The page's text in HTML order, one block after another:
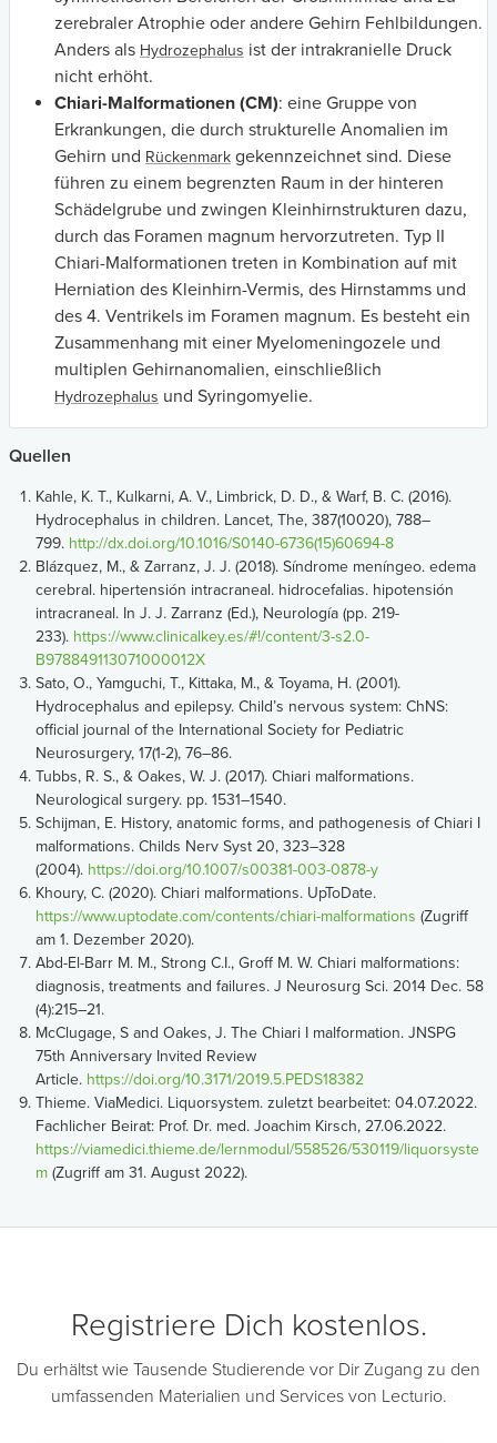
zerebraler Atrophie oder andere Gehirn Fehlbildungen.
Anders als Hydrozephalus ist der intrakranielle Druck
nicht erhöht.
Chiari-Malformationen (CM): eine Gruppe von
Erkrankungen, die durch strukturelle Anomalien im
Gehirn und Rückenmark gekennzeichnet sind. Diese
führen zu einem begrenzten Raum in der hinteren
Schädelgrube und zwingen Kleinhirnstrukturen dazu,
durch das Foramen magnum hervorzutreten. Typ II
Chiari-Malformationen treten in Kombination auf mit
Herniation des Kleinhirn-Vermis, des Hirnstamms und
des 4. Ventrikels im Foramen magnum. Es besteht ein
Zusammenhang mit einer Myelomeningozele und
multiplen Gehirnanomalien, einschließlich
Hydrozephalus und Syringomyelie.
Quellen
Kahle, K. T., Kulkarni, A. V., Limbrick, D. D., & Warf, B. C. (2016).
Hydrocephalus in children. Lancet, The, 387(10020), 788–
799. http://dx.doi.org/10.1016/S0140-6736(15)60694-8
Blázquez, M., & Zarranz, J. J. (2018). Síndrome meníngeo. edema
cerebral. hipertensión intracraneal. hidrocefalias. hipotensión
intracraneal. In J. J. Zarranz (Ed.), Neurología (pp. 219-
233). https://www.clinicalkey.es/#!/content/3-s2.0-
B978849113071000012X
Sato, O., Yamguchi, T., Kittaka, M., & Toyama, H. (2001).
Hydrocephalus and epilepsy. Child’s nervous system: ChNS:
official journal of the International Society for Pediatric
Neurosurgery, 17(1-2), 76–86.
Tubbs, R. S., & Oakes, W. J. (2017). Chiari malformations.
Neurological surgery. pp. 1531–1540.
Schijman, E. History, anatomic forms, and pathogenesis of Chiari I
malformations. Childs Nerv Syst 20, 323–328
(2004). https://doi.org/10.1007/s00381-003-0878-y
Khoury, C. (2020). Chiari malformations. UpToDate.
https://www.uptodate.com/contents/chiari-malformations (Zugriff
am 1. Dezember 2020).
Abd-El-Barr M. M., Strong C.I., Groff M. W. Chiari malformations:
diagnosis, treatments and failures. J Neurosurg Sci. 2014 Dec. 58
(4):215–21.
McClugage, S and Oakes, J. The Chiari I malformation. JNSPG
75th Anniversary Invited Review
Article. https://doi.org/10.3171/2019.5.PEDS18382
Thieme. ViaMedici. Liquorsystem. zuletzt bearbeitet: 04.07.2022.
Fachlicher Beirat: Prof. Dr. med. Joachim Kirsch, 27.06.2022.
https://viamedici.thieme.de/lernmodul/558526/530119/liquorsyste
m (Zugriff am 31. August 2022).
Registriere Dich kostenlos.
Du erhältst wie Tausende Studierende vor Dir Zugang zu den
umfassenden Materialien und Services von Lecturio.